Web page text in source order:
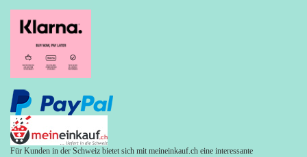
Für Kunden in der Schweiz bietet sich mit meineinkauf.ch eine interessante